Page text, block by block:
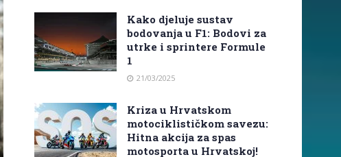
Kako djeluje sustav
bodovanja u F1: Bodovi za
utrke i sprintere Formule
1
21/03/2025
Kriza u Hrvatskom
motociklističkom savezu:
Hitna akcija za spas
motosporta u Hrvatskoj!